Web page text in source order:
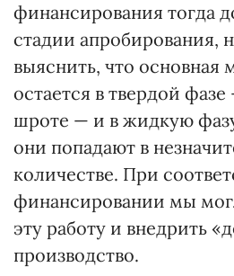
финансирования тогда
стадии апробирования,
выяснить, что основная
остается в твердой
шроте — и в жидкую
они попадают в
количестве. При
финансировании мы
эту работу и внедрить
производство.